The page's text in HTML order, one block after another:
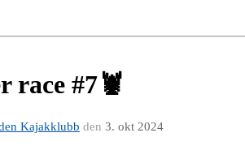
race #7🦞
Kajakklubb den 3. okt 2024